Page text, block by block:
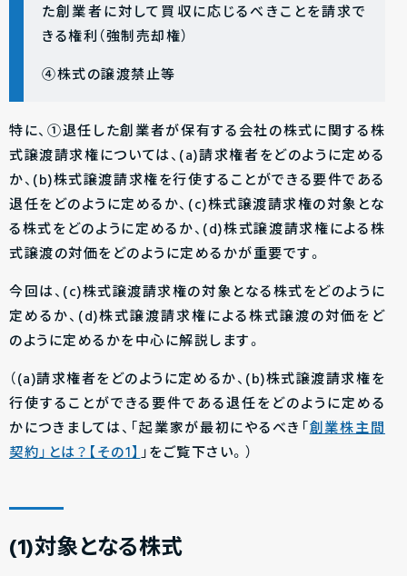
た創業者に対して買収に応じるべきことを請求で
きる権利（強制売却権）
④株式の譲渡禁止等
特に、①退任した創業者が保有する会社の株式に関する株
式譲渡請求権については、(a)請求権者をどのように定める
か、(b)株式譲渡請求権を行使することができる要件である
退任をどのように定めるか、(c)株式譲渡請求権の対象とな
る株式をどのように定めるか、(d)株式譲渡請求権による株
式譲渡の対価をどのように定めるかが重要です。
今回は、(c)株式譲渡請求権の対象となる株式をどのように
定めるか、(d)株式譲渡請求権による株式譲渡の対価をど
のように定めるかを中心に解説します。
（(a)請求権者をどのように定めるか、(b)株式譲渡請求権を
行使することができる要件である退任をどのように定める
かにつきましては、「起業家が最初にやるべき「創業株主間
契約」とは？【その1】」をご覧下さい。）
(1)対象となる株式